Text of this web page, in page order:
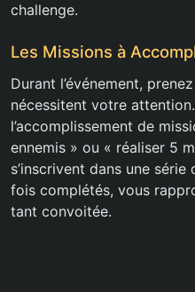
challenge.
Les Missions à
Durant l’événement,
nécessitent votre
l’accomplissement de
ennemis » ou « réaliser 5
s’inscrivent dans une
fois complétés, vous
tant convoitée.